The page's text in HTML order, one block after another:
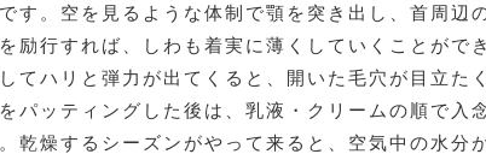
す。空を見るような体制で顎を突き出し、首周辺
励行すれば、しわも着実に薄くしていくことがで
てハリと弾力が出てくると、開いた毛穴が目立た
パッティングした後は、乳液・クリームの順で入
乾燥するシーズンがやって来ると、空気中の水分